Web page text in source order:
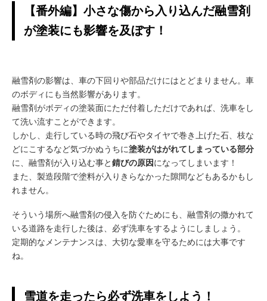
【番外編】小さな傷から入り込んだ融雪剤
が塗装にも影響を及ぼす！
融雪剤の影響は、車の下回りや部品だけにはとどまりません。車
のボディにも当然影響があります。
融雪剤がボディの塗装面にただ付着しただけであれば、洗車をし
て洗い流すことができます。
しかし、走行している時の飛び石やタイヤで巻き上げた石、枝な
どにこするなど気づかぬうちに塗装がはがれてしまっている部分
に、融雪剤が入り込む事と錆びの原因になってしまいます！
また、製造段階で塗料が入りきらなかった隙間などもあるかもし
れません。
そういう場所へ融雪剤の侵入を防ぐためにも、融雪剤の撒かれて
いる道路を走行した後は、必ず洗車をするようにしましょう。
定期的なメンテナンスは、大切な愛車を守るためには大事です
ね。
雪道を走ったら必ず洗車をしよう！